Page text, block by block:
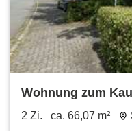
Wohnung zum
66.07 m²
2 Zi. ca. 66,07 m²